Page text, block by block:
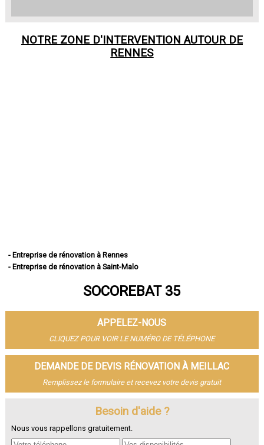
NOTRE ZONE D'INTERVENTION AUTOUR DE
RENNES
- Entreprise de rénovation à Rennes
- Entreprise de rénovation à Saint-Malo
- Entreprise de rénovation à Vitré
- Entreprise de rénovation à Cesson-Sévigné
- Entreprise de rénovation à Dinard
- Entreprise de rénovation à Betton
- Entreprise de rénovation à Saint-Jacques-de-la-Lande
- Entreprise de rénovation à Redon
- Entreprise de rénovation à Pacé
- Entreprise de rénovation à Saint-Grégoire
- Entreprise de rénovation à Janzé
- Entreprise de rénovation à Le Rheu
SOCOREBAT 35
APPELEZ-NOUS
CLIQUEZ POUR VOIR LE NUMÉRO DE TÉLÉPHONE
DEMANDE DE DEVIS RÉNOVATION À MEILLAC
Remplissez le formulaire et recevez votre devis gratuit
Besoin d'aide ?
Nous vous rappellons gratuitement.